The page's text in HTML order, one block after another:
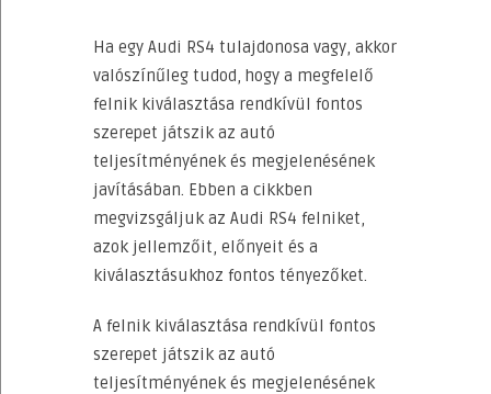
Ha egy Audi RS4 tulajdonosa vagy, akkor
valószínűleg tudod, hogy a megfelelő
felnik kiválasztása rendkívül fontos
szerepet játszik az autó
teljesítményének és megjelenésének
javításában. Ebben a cikkben
megvizsgáljuk az Audi RS4 felniket,
azok jellemzőit, előnyeit és a
kiválasztásukhoz fontos tényezőket.
A felnik kiválasztása rendkívül fontos
szerepet játszik az autó
teljesítményének és megjelenésének